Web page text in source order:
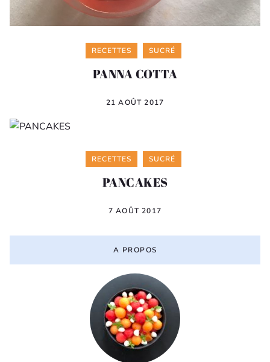
Categories
RECETTES SUCRÉ
PANNA COTTA
21 AOÛT 2017
Categories
RECETTES SUCRÉ
PANCAKES
7 AOÛT 2017
A PROPOS